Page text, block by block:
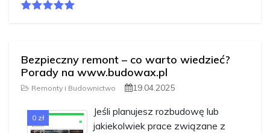
Bezpieczny remont – co warto wiedzieć?
Porady na www.budowax.pl
Remonty i Budownictwo 19.04.2025
0 zł
Jeśli planujesz rozbudowę lub
jakiekolwiek prace związane z